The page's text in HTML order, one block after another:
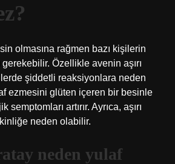
olmasına rağmen bazı kişilerin
Özellikle avenin aşırı
şiddetli reaksiyonlara neden
ezmesini glüten içeren bir besinle
artırır. Ayrıca, aşırı
neden olabilir.
neden yulaf